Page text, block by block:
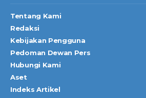
Tentang Kami
Redaksi
Kebijakan Pengguna
Pedoman Dewan Pers
Hubungi Kami
Aset
Indeks Artikel